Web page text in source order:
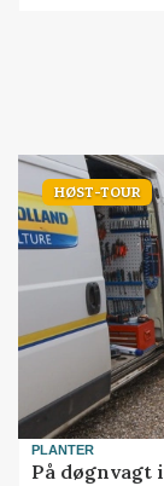
HØST-TOUR
PLANTER
På døgnvagt